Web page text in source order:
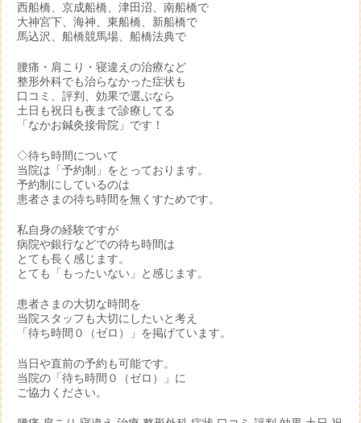
西船橋、京成船橋、津田沼、南船橋で
大神宮下、海神、東船橋、新船橋で
馬込沢、船橋競馬場、船橋法典で
腰痛・肩こり・寝違えの治療など
整形外科でも治らなかった症状も
口コミ、評判、効果で選ぶなら
土日も祝日も夜まで診療してる
「なかお鍼灸接骨院」です！
◇待ち時間について
当院は「予約制」をとっております。
予約制にしているのは
患者さまの待ち時間を無くすためです。
私自身の経験ですが
病院や銀行などでの待ち時間は
とても長く感じます。
とても「もったいない」と感じます。
患者さまの大切な時間を
当院スタッフも大切にしたいと考え
「待ち時間０（ゼロ）」を掲げています。
当日や直前の予約も可能です。
当院の「待ち時間０（ゼロ）」に
ご協力ください。